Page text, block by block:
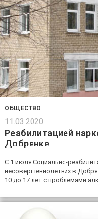
ОБЩЕСТВО
11.03.2020
Реабилитацией
Добрянке
С 1 июля Социально-
несовершеннолетних в
10 до 17 лет с проблемами